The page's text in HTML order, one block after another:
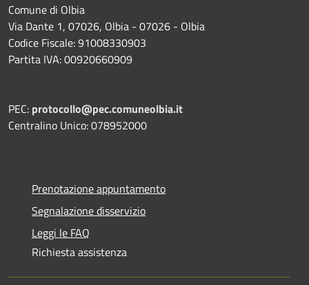
Comune di Olbia
Via Dante 1, 07026, Olbia - 07026 - Olbia
Codice Fiscale: 91008330903
Partita IVA: 00920660909
PEC: protocollo@pec.comuneolbia.it
Centralino Unico: 078952000
Prenotazione appuntamento
Segnalazione disservizio
Leggi le FAQ
Richiesta assistenza